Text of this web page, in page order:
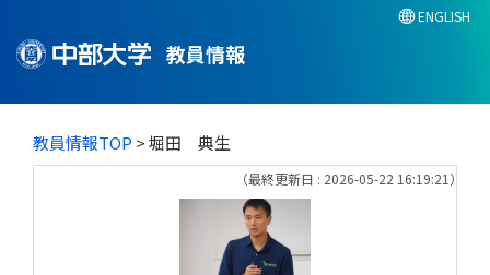
教員情報
ENGLISH
教員情報TOP > 堀田 典生
（最終更新日 : 2026-05-22 16:19:21）